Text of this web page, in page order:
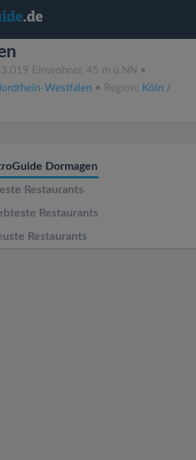
Einwohner, 45 m ü.NN •
Westfalen • Region: Köln /
Dormagen
Restaurants
Restaurants
Restaurants